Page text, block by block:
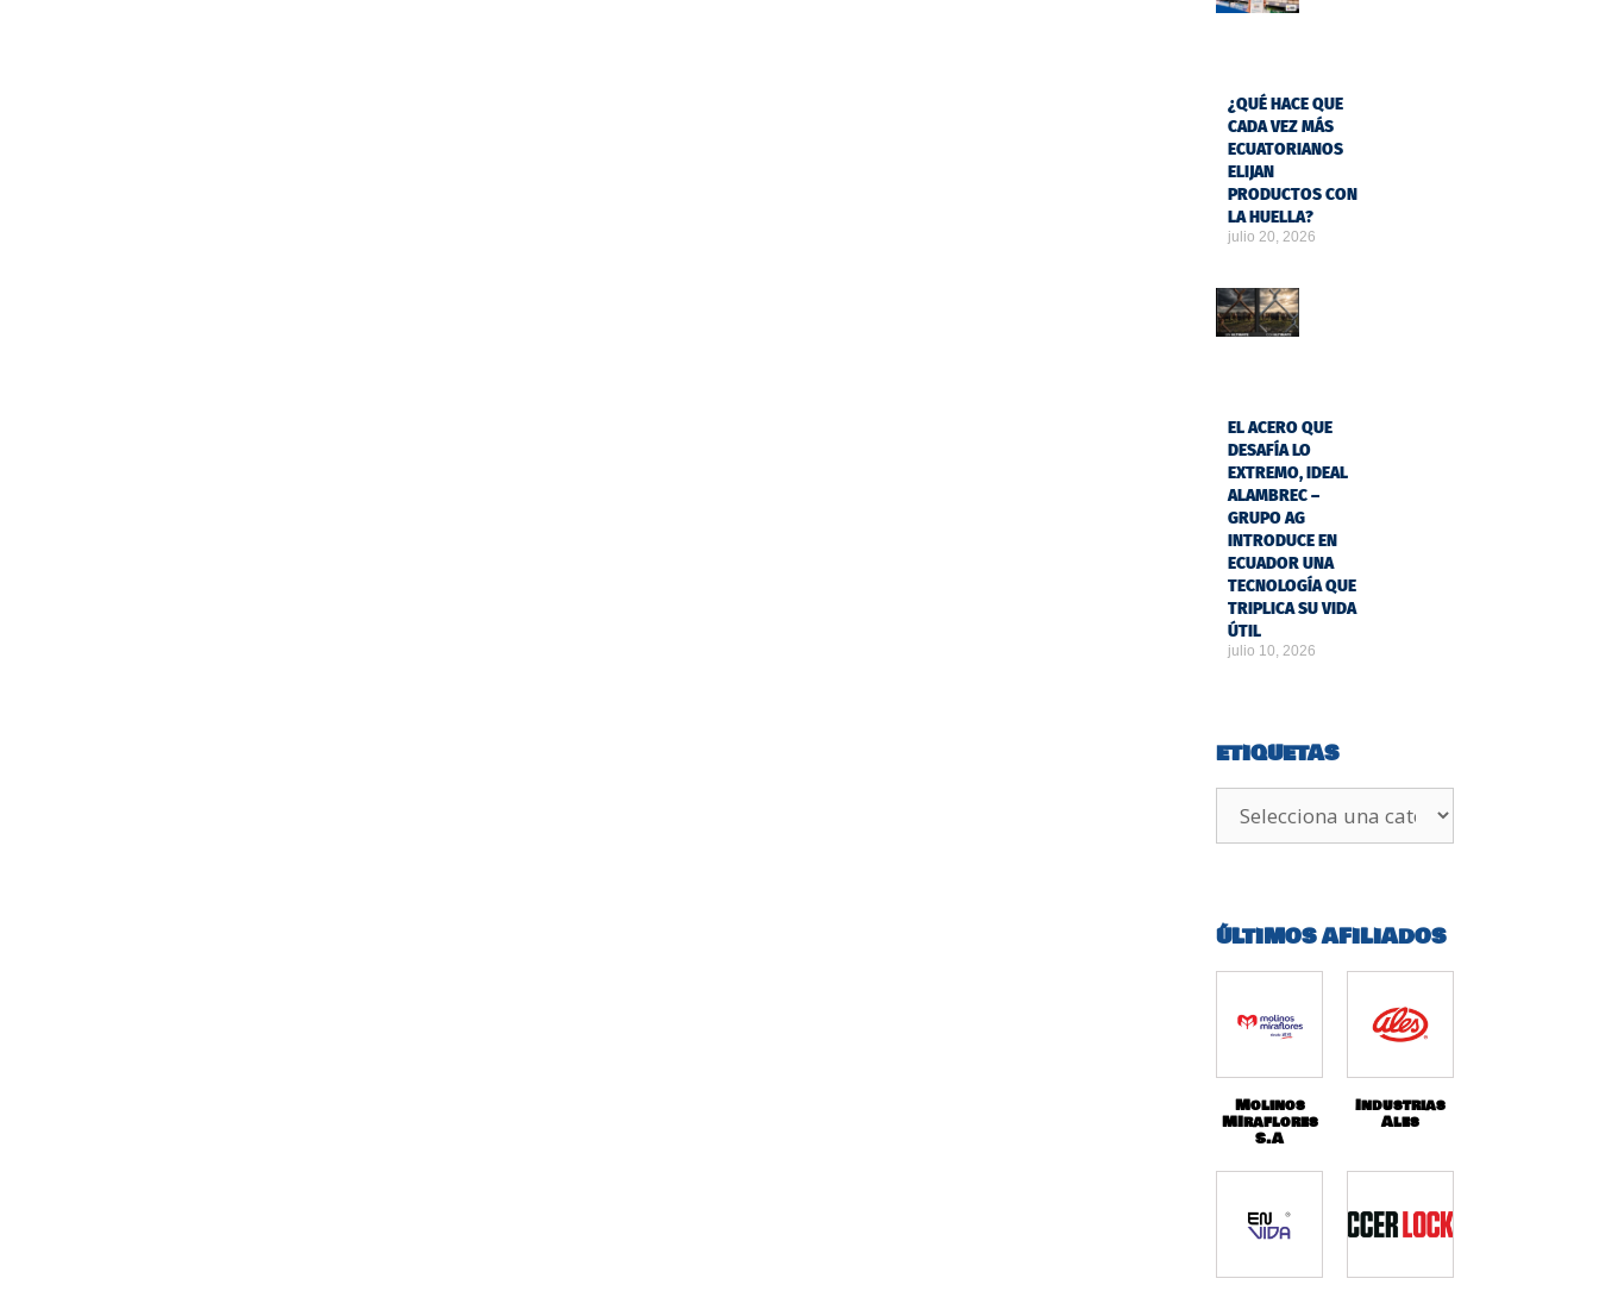
¿QUÉ HACE QUE
CADA VEZ MÁS
ECUATORIANOS
ELIJAN
PRODUCTOS CON
LA HUELLA?
julio 20, 2026
EL ACERO QUE
DESAFÍA LO
EXTREMO, IDEAL
ALAMBREC –
GRUPO AG
INTRODUCE EN
ECUADOR UNA
TECNOLOGÍA QUE
TRIPLICA SU VIDA
ÚTIL
julio 10, 2026
ETIQUETAS
ÚLTIMOS AFILIADOS
Molinos
MIraflores
S.A
Industrias
Ales